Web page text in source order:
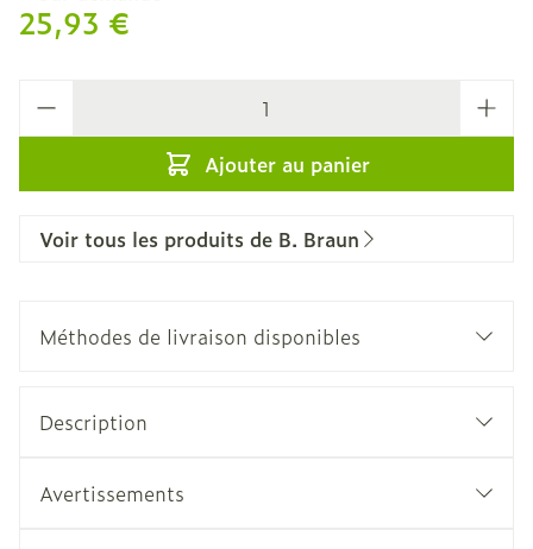
25,93 €
Ajouter au panier
Voir tous les produits de B. Braun
Méthodes de livraison disponibles
Description
Avertissements